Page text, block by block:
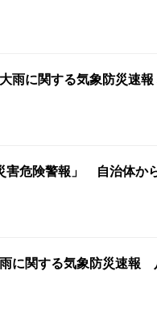
雨に関する気象防災速
害危険警報」 自治体か
に関する気象防災速報